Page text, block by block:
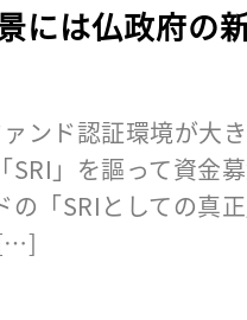
には仏政府の
ンド認証環境が大
SRI」を謳って資金
の「SRIとしての真
[…]